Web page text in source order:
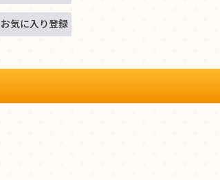
お気に入り登録